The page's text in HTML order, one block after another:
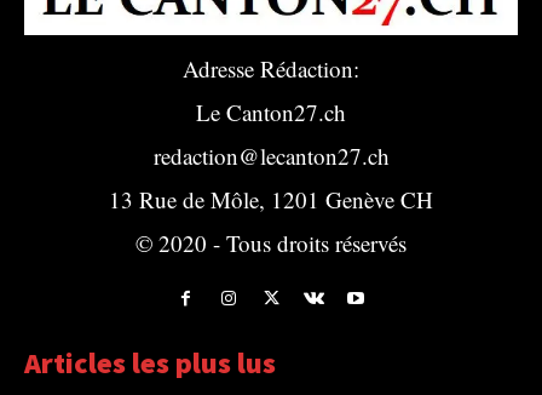
Adresse Rédaction:
Le Canton27.ch
redaction@lecanton27.ch
13 Rue de Môle, 1201 Genève CH
© 2020 - Tous droits réservés
Articles les plus lus